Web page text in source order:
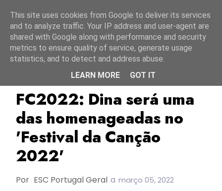
Eládio Climaco ESC1992
FC2022: Dina será uma
das homenageadas no
'Festival da Canção
2022'
Por ESC Portugal Geral a março 05, 2022
This site uses cookies from Google to deliver its services
and to analyze traffic. Your IP address and user-agent are
shared with Google along with performance and security
metrics to ensure quality of service, generate usage
statistics, and to detect and address abuse.
LEARN MORE
GOT IT